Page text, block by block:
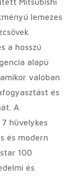
lemezes
a hosszú
alapú
valóban
és
A
hüvelykes
és modern
100
és